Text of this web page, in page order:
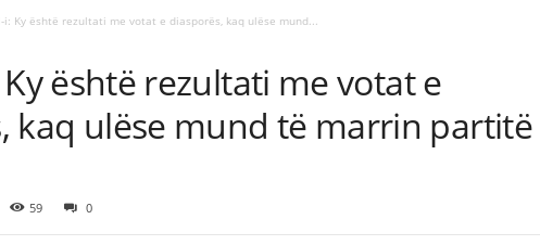
i: Ky është rezultati me votat e diasporës, kaq ulëse mund...
Ky është rezultati me votat e
kaq ulëse mund të marrin partitë
59 0